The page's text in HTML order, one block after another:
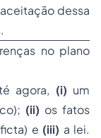
dessa
no plano
agora, (i) um
(ii) os fatos
e (iii) a lei.